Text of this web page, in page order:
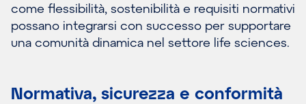
come flessibilità, sostenibilità e requisiti normativi
possano integrarsi con successo per supportare
una comunità dinamica nel settore life sciences.
Normativa, sicurezza e conformità